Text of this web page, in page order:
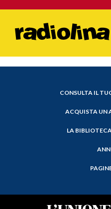
CONSULTA IL
ACQUISTA UN
LA